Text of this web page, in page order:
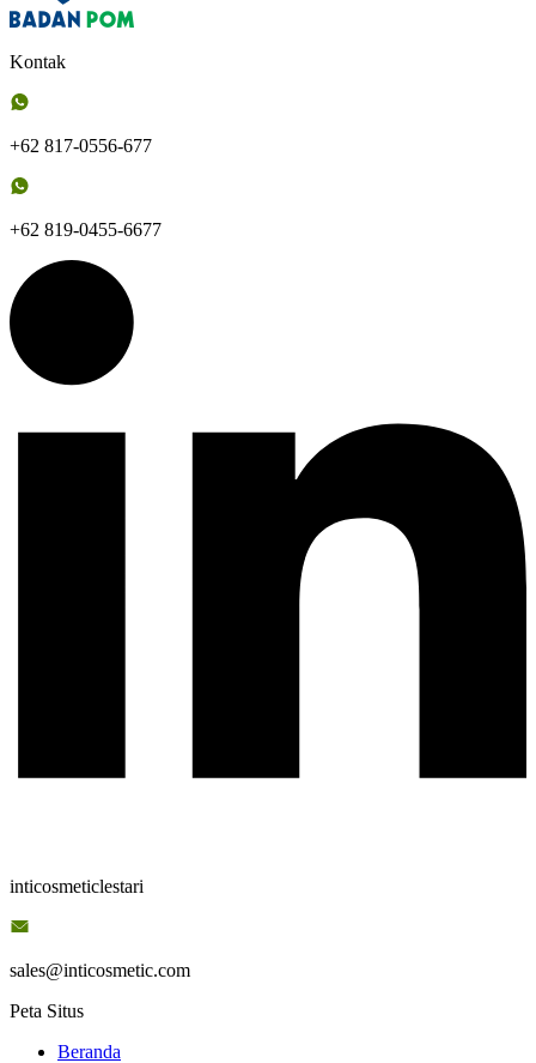
Kontak
+62 817-0556-677
+62 819-0455-6677
inticosmeticlestari
sales@inticosmetic.com
Peta Situs
Beranda